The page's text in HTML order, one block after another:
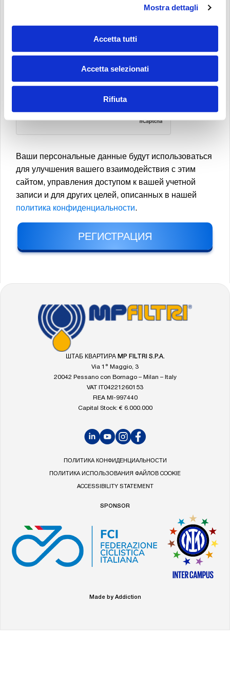
Mostra dettagli
Accetta tutti
Accetta selezionati
Rifiuta
НАСТОЯЩИМ Я ДАЮ СВОЕ СОГЛАСИЕ НА ИСПОЛЬЗОВАНИЕ МОИХ
МАРКЕТИНГОВЫХ ИССЛЕДОВАНИЙ И СТАТИСТИЧЕСКОГО АНАЛИЗА.
Ваши персональные данные будут использоваться
для улучшения вашего взаимодействия с этим
сайтом, управления доступом к вашей учетной
записи и для других целей, описанных в нашей
политика конфиденциальности.
РЕГИСТРАЦИЯ
FOOTER
Перейти
на
главную
страницу
ШТАБ КВАРТИРА MP FILTRI S.P.A.
Via 1° Maggio, 3
20042 Pessano con Bornago – Milan – Italy
VAT IT04221260153
REA MI-997440
Capital Stock: € 6.000.000
LinkedInYouTubeInstagramFacebook
ПОЛИТИКА КОНФИДЕНЦИАЛЬНОСТИ
ПОЛИТИКА ИСПОЛЬЗОВАНИЯ ФАЙЛОВ COOKIE
ACCESSIBILITY STATEMENT
SPONSOR
Made by Addiction